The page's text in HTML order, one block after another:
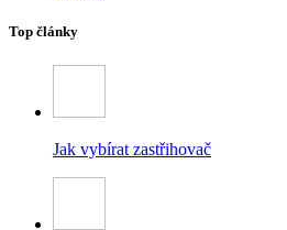
Top články
Jak vybírat zastřihovač